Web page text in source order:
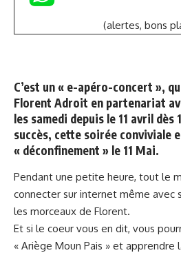
(alertes, bons
C’est un « e-apéro-concert »,
Florent Adroit en partenariat
les samedi depuis le 11 avril dès
succès, cette soirée conviviale
« déconfinement » le 11 Mai.
Pendant une petite heure, tout le
connecter sur internet même avec
les morceaux de Florent.
Et si le coeur vous en dit, vous
« Ariège Moun Pais » et apprendre